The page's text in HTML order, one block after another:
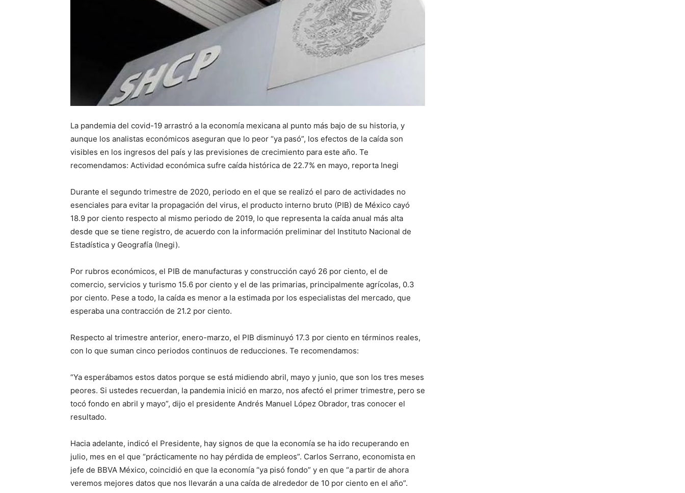
La pandemia del covid-19 arrastró a la economía mexicana al punto más bajo de su historia, y
aunque los analistas económicos aseguran que lo peor “ya pasó”, los efectos de la caída son
visibles en los ingresos del país y las previsiones de crecimiento para este año. Te
recomendamos: Actividad económica sufre caída histórica de 22.7% en mayo, reporta Inegi
Durante el segundo trimestre de 2020, periodo en el que se realizó el paro de actividades no
esenciales para evitar la propagación del virus, el producto interno bruto (PIB) de México cayó
18.9 por ciento respecto al mismo periodo de 2019, lo que representa la caída anual más alta
desde que se tiene registro, de acuerdo con la información preliminar del Instituto Nacional de
Estadística y Geografía (Inegi).
Por rubros económicos, el PIB de manufacturas y construcción cayó 26 por ciento, el de
comercio, servicios y turismo 15.6 por ciento y el de las primarias, principalmente agrícolas, 0.3
por ciento. Pese a todo, la caída es menor a la estimada por los especialistas del mercado, que
esperaba una contracción de 21.2 por ciento.
Respecto al trimestre anterior, enero-marzo, el PIB disminuyó 17.3 por ciento en términos reales,
con lo que suman cinco periodos continuos de reducciones. Te recomendamos:
“Ya esperábamos estos datos porque se está midiendo abril, mayo y junio, que son los tres meses
peores. Si ustedes recuerdan, la pandemia inició en marzo, nos afectó el primer trimestre, pero se
tocó fondo en abril y mayo”, dijo el presidente Andrés Manuel López Obrador, tras conocer el
resultado.
Hacia adelante, indicó el Presidente, hay signos de que la economía se ha ido recuperando en
julio, mes en el que “prácticamente no hay pérdida de empleos”. Carlos Serrano, economista en
jefe de BBVA México, coincidió en que la economía “ya pisó fondo” y en que “a partir de ahora
veremos mejores datos que nos llevarán a una caída de alrededor de 10 por ciento en el año”.